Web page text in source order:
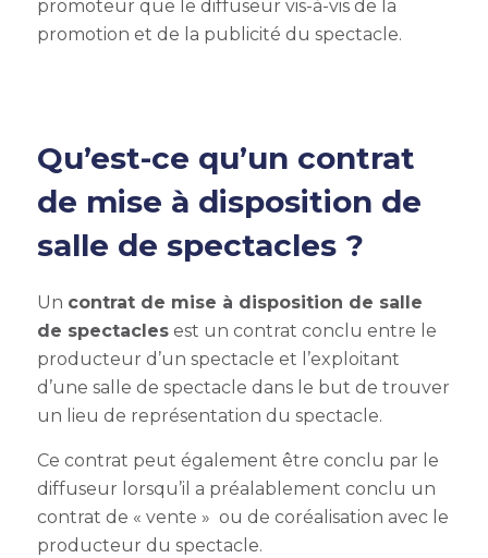
promoteur que le diffuseur vis-à-vis de la
promotion et de la publicité du spectacle.
Qu’est-ce qu’un contrat
de mise à disposition de
salle de spectacles ?
Un contrat de mise à disposition de salle
de spectaclesest un contrat conclu entre le
producteur d’un spectacle et l’exploitant
d’une salle de spectacle dans le but de trouver
un lieu de représentation du spectacle.
Ce contrat peut également être conclu par le
diffuseur lorsqu’il a préalablement conclu un
contrat de « vente » ou de coréalisation avec le
producteur du spectacle.